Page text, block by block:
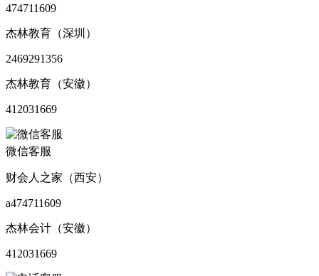
474711609
杰林教育（深圳）
2469291356
杰林教育（安徽）
412031669
微信客服
财会人之家（西安）
a474711609
杰林会计（安徽）
412031669